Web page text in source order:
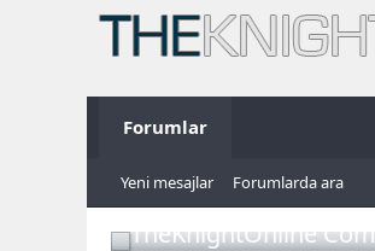
Forumlar
Yeni mesajlar Forumlarda ara
TheKnightOnline